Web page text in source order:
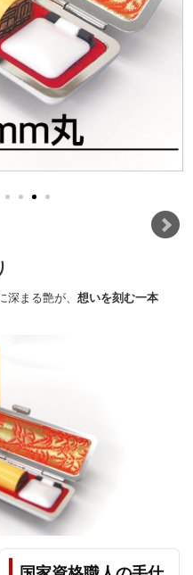
深まる艶が、 想いを刻む一本